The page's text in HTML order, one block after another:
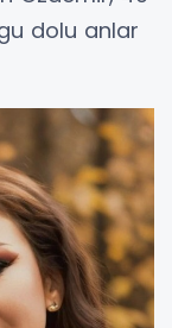
dolu anlar